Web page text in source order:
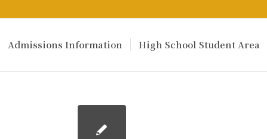
Admissions Information High School Student Area